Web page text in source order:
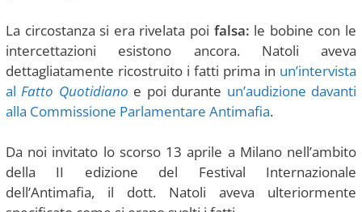
La circostanza si era rivelata poi falsa: le bobine con le
intercettazioni esistono ancora. Natoli aveva
dettagliatamente ricostruito i fatti prima in un’intervista
alFatto Quotidiano e poi durante un’audizione davanti
alla Commissione Parlamentare Antimafia.
Da noi invitato lo scorso 13 aprile a Milano nell’ambito
della II edizione del Festival Internazionale
dell’Antimafia, il dott. Natoli aveva ulteriormente